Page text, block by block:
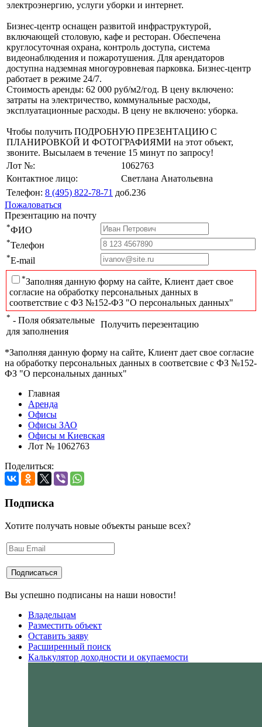
электроэнергию, услуги уборки и интернет.
Бизнес-центр оснащен развитой инфраструктурой,
включающей столовую, кафе и ресторан. Обеспечена
круглосуточная охрана, контроль доступа, система
видеонаблюдения и пожаротушения. Для арендаторов
доступна надземная многоуровневая парковка. Бизнес-центр
работает в режиме 24/7.
Стоимость аренды: 62 000 руб/м2/год. В цену включено:
затраты на электричество, коммунальные расходы,
эксплуатационные расходы. В цену не включено: уборка.
Чтобы получить ПОДРОБНУЮ ПРЕЗЕНТАЦИЮ С
ПЛАНИРОВКОЙ И ФОТОГРАФИЯМИ на этот объект,
звоните. Высылаем в течение 15 минут по запросу!
Лот №:
1062763
Контактное лицо:
Светлана Анатольевна
Телефон: 8 (495) 822-78-71 доб.236
Пожаловаться
Презентацию на почту
*ФИО
*Телефон
*E-mail
*Заполняя данную форму на сайте, Клиент дает свое
согласие на обработку персональных данных в
соответствие с ФЗ №152-ФЗ "О персональных данных"
* - Поля обязательные
для заполнения
Получить перезентацию
*Заполняя данную форму на сайте, Клиент дает свое согласие
на обработку персональных данных в соответсвие с ФЗ №152-
ФЗ "О персональных данных"
Главная
Аренда
Офисы
Офисы ЗАО
Офисы м Киевская
Лот № 1062763
Поделиться:
Подписка
Хотите получать новые объекты раньше всех?
Вы успешно подписаны на наши новости!
Владельцам
Разместить объект
Оставить заяву
Расширенный поиск
Калькулятор доходности и окупаемости